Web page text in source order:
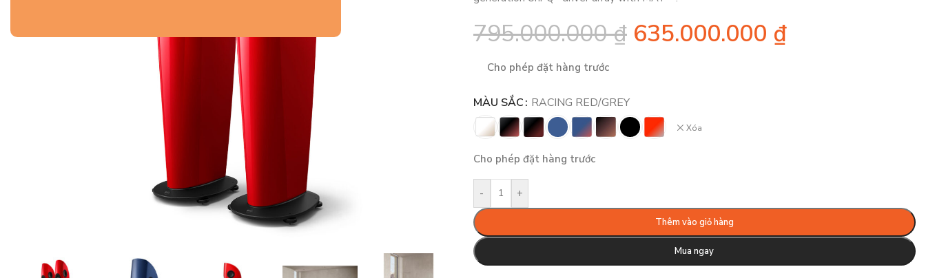
795.000.000₫ 635.000.000 ₫
Cho phép đặt hàng trước
MÀU SẮC RACING RED/GREY
Xóa
Cho phép đặt hàng trước
- +
Thêm vào giỏ hàng
Mua ngay